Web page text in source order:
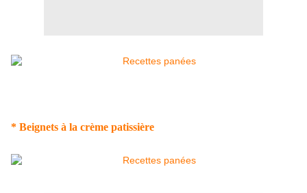
* Beignets à la crème patissière